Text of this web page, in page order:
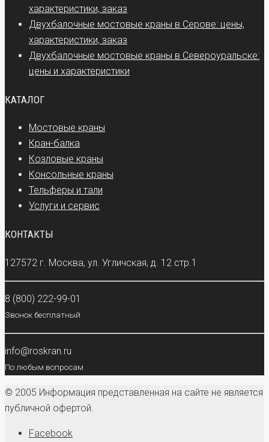
характеристики, заказ
Двухбалочные мостовые краны в Серове: цены,
характеристики, заказ
Двухбалочные мостовые краны в Североуральске:
цены и характеристики
КАТАЛОГ
Мостовые краны
Кран-балка
Козловые краны
Консольные краны
Тельферы и тали
Услуги и сервис
КОНТАКТЫ
127572 г. Москва, ул. Угличская, д. 12 стр.1
8 (800) 222-99-01
Звонок бесплатный
info@roskran.ru
По любым вопросам
© 2005 Информация представленная на сайте не является
публичной офертой.
Facebook